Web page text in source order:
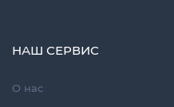
НАШ СЕРВИС
О нас